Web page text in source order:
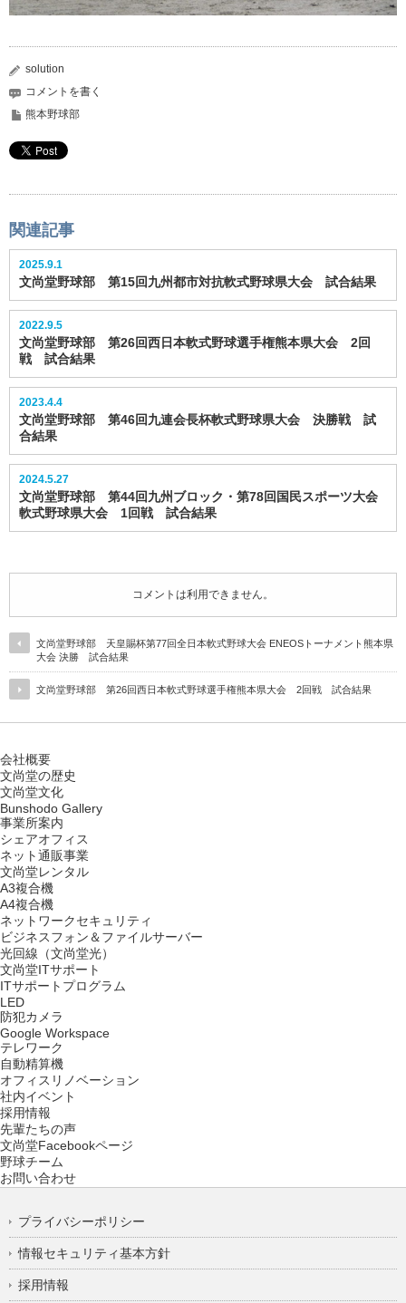
solution
コメントを書く
熊本野球部
関連記事
2025.9.1
文尚堂野球部 第15回九州都市対抗軟式野球県大会 試合結果
2022.9.5
文尚堂野球部 第26回西日本軟式野球選手権熊本県大会 2回
戦 試合結果
2023.4.4
文尚堂野球部 第46回九連会長杯軟式野球県大会 決勝戦 試
合結果
2024.5.27
文尚堂野球部 第44回九州ブロック・第78回国民スポーツ大会
軟式野球県大会 1回戦 試合結果
コメントは利用できません。
文尚堂野球部 天皇賜杯第77回全日本軟式野球大会 ENEOSトーナメント熊本県
大会 決勝 試合結果
文尚堂野球部 第26回西日本軟式野球選手権熊本県大会 2回戦 試合結果
会社概要
文尚堂の歴史
文尚堂文化
Bunshodo Gallery
事業所案内
シェアオフィス
ネット通販事業
文尚堂レンタル
A3複合機
A4複合機
ネットワークセキュリティ
ビジネスフォン＆ファイルサーバー
光回線（文尚堂光）
文尚堂ITサポート
ITサポートプログラム
LED
防犯カメラ
Google Workspace
テレワーク
自動精算機
オフィスリノベーション
社内イベント
採用情報
先輩たちの声
文尚堂Facebookページ
野球チーム
お問い合わせ
プライバシーポリシー
情報セキュリティ基本方針
採用情報